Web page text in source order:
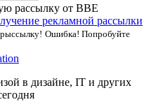
рассылку от BBE
рекламной рассылки
Ошибка! Попробуйте
в дизайне, IT и других